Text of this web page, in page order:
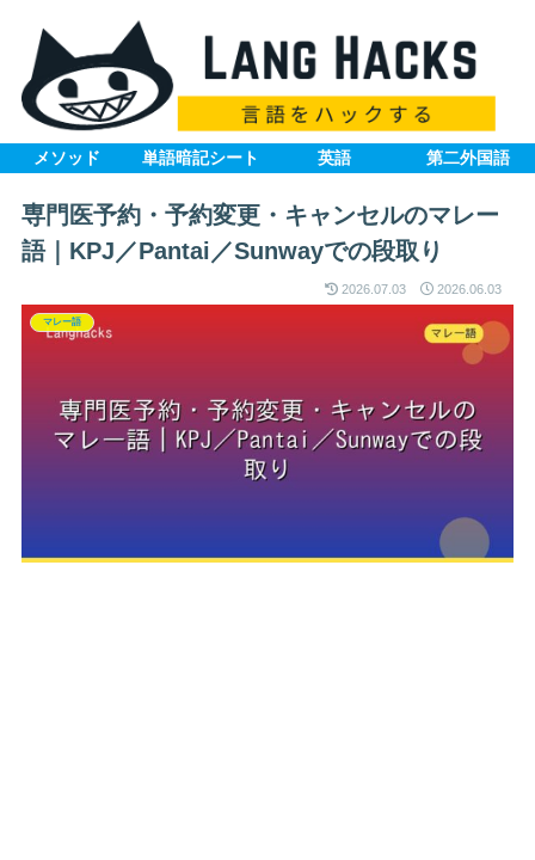
メソッド 単語暗記シート 英語 第二外国語
専門医予約・予約変更・キャンセルのマレー
語｜KPJ／Pantai／Sunwayでの段取り
2026.07.03 2026.06.03
マレー語